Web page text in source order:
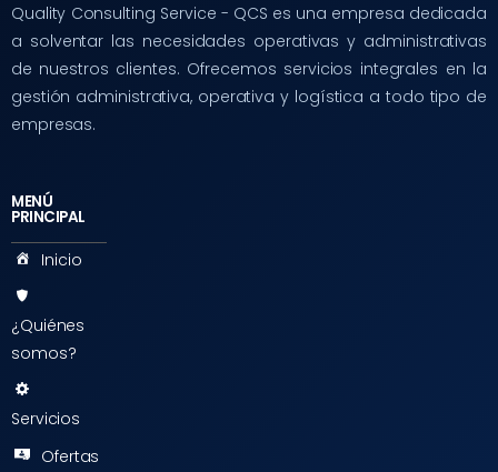
Quality Consulting Service - QCS es una empresa dedicada
a solventar las necesidades operativas y administrativas
de nuestros clientes. Ofrecemos servicios integrales en la
gestión administrativa, operativa y logística a todo tipo de
empresas.
MENÚ
PRINCIPAL
Inicio
¿Quiénes
somos?
Servicios
Ofertas